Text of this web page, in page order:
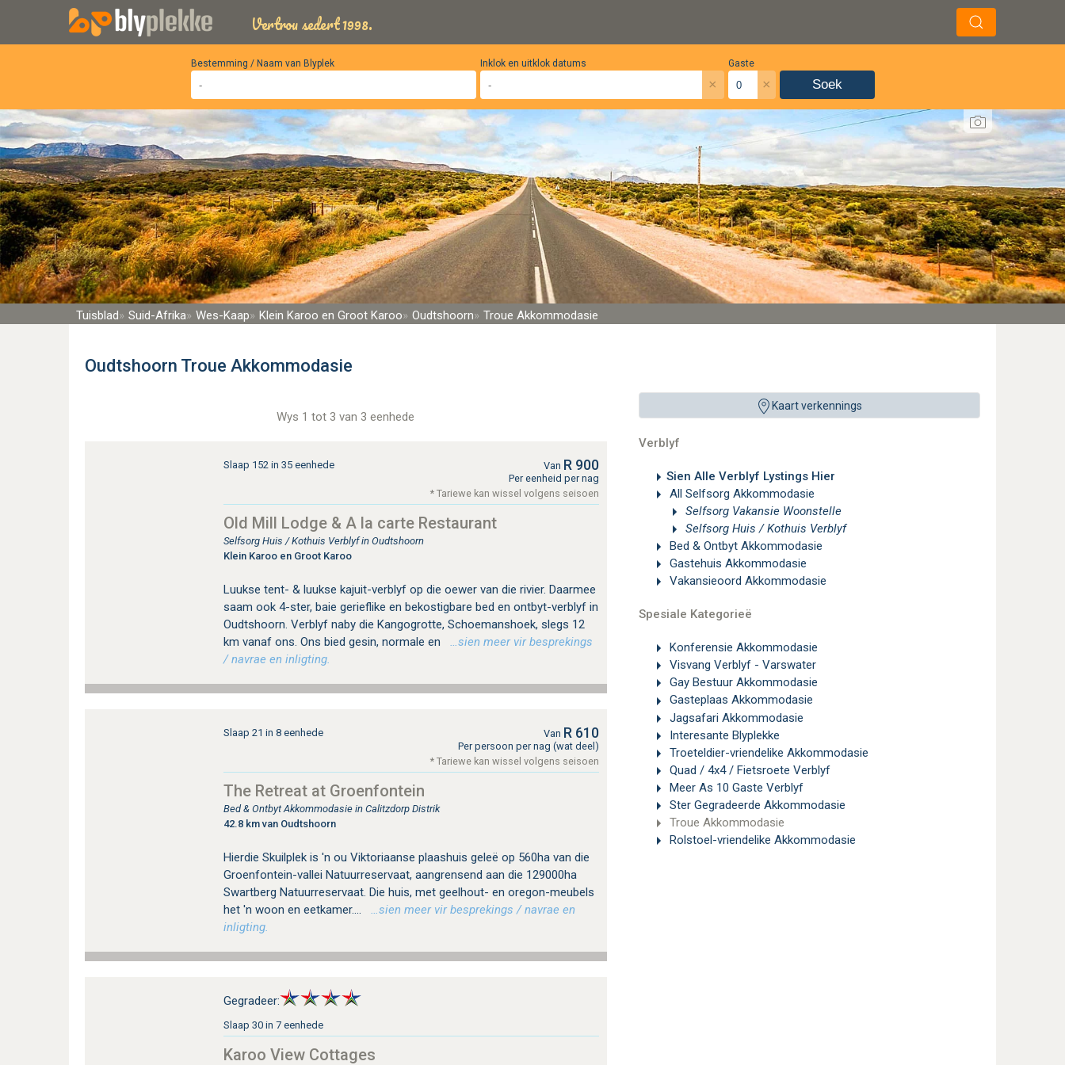
Vertrou sedert 1998.
Bestemming / Naam van Blyplek Gaste
×
Inklok en uitklok datums
× Soek
Tuisblad Suid-Afrika Wes-Kaap Klein Karoo en Groot Karoo Oudtshoorn Troue Akkommodasie
Oudtshoorn Troue Akkommodasie
Kaart verkennings
Verblyf
Sien Alle Verblyf Lystings Hier
All Selfsorg Akkommodasie
Selfsorg Vakansie Woonstelle
Selfsorg Huis / Kothuis Verblyf
Bed & Ontbyt Akkommodasie
Gastehuis Akkommodasie
Vakansieoord Akkommodasie
Spesiale Kategorieë
Konferensie Akkommodasie
Visvang Verblyf - Varswater
Gay Bestuur Akkommodasie
Gasteplaas Akkommodasie
Jagsafari Akkommodasie
Interesante Blyplekke
Troeteldier-vriendelike Akkommodasie
Quad / 4x4 / Fietsroete Verblyf
Meer As 10 Gaste Verblyf
Ster Gegradeerde Akkommodasie
Troue Akkommodasie
Rolstoel-vriendelike Akkommodasie
Wys 1 tot 3 van 3 eenhede
Slaap 152 in 35 eenhede Van R 900
Per eenheid per nag
* Tariewe kan wissel volgens seisoen
Old Mill Lodge & A la carte Restaurant
Selfsorg Huis / Kothuis Verblyf in Oudtshoorn
Klein Karoo en Groot Karoo
Luukse tent- & luukse kajuit-verblyf op die oewer van die rivier. Daarmee
saam ook 4-ster, baie gerieflike en bekostigbare bed en ontbyt-verblyf in
Oudtshoorn. Verblyf naby die Kangogrotte, Schoemanshoek, slegs 12
km vanaf ons. Ons bied gesin, normale en
…sien meer vir besprekings
/ navrae en inligting.
Slaap 21 in 8 eenhede Van R 610
Per persoon per nag (wat deel)
* Tariewe kan wissel volgens seisoen
The Retreat at Groenfontein
Bed & Ontbyt Akkommodasie in Calitzdorp Distrik
42.8 km van Oudtshoorn
Hierdie Skuilplek is 'n ou Viktoriaanse plaashuis geleë op 560ha van die
Groenfontein-vallei Natuurreservaat, aangrensend aan die 129000ha
Swartberg Natuurreservaat. Die huis, met geelhout- en oregon-meubels
het 'n woon en eetkamer....
…sien meer vir besprekings / navrae en
inligting.
Gegradeer:
Slaap 30 in 7 eenhede
Karoo View Cottages